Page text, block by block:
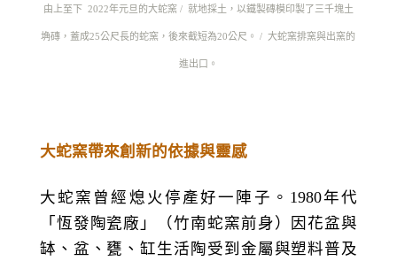
由上至下 2022年元旦的大蛇窯 / 就地採土，以鐵製磚模印製了三千塊土
埆磚，蓋成25公尺長的蛇窯，後來截短為20公尺。 / 大蛇窯排窯與出窯的
進出口。
大蛇窯帶來創新的依據與靈感
大蛇窯曾經熄火停產好一陣子。 1980年代
「恆發陶瓷廠」
（竹南蛇窯前身）因花盆與
缽、盆、甕、缸生活陶受到金屬與塑料普及